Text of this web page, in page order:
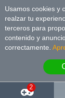
Usamos cookies y
realzar tu
terceros para
contenido y
correctamente.
2